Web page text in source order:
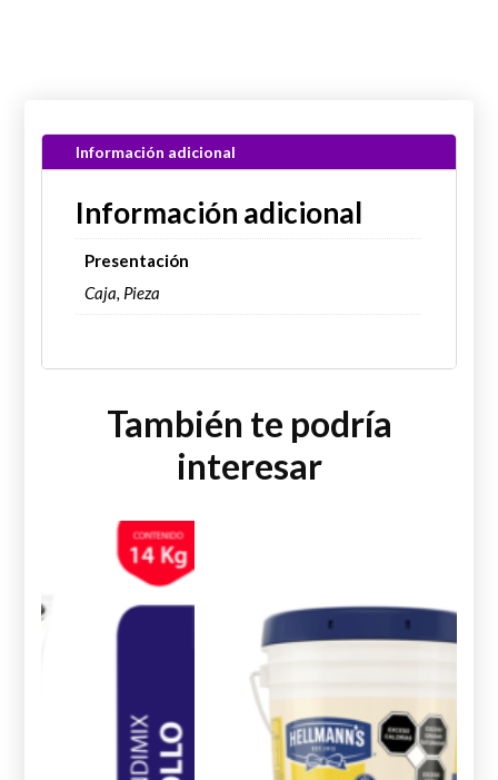
Información adicional
Información adicional
Presentación
Caja, Pieza
También te podría
interesar